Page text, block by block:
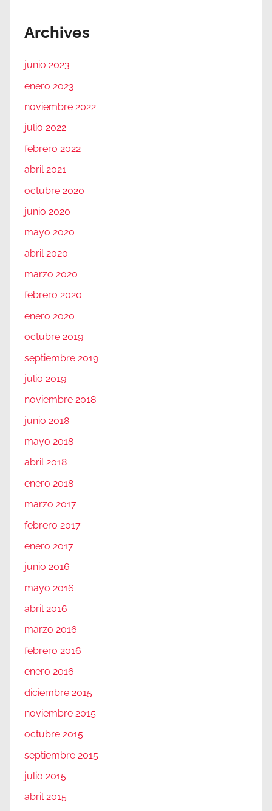
Archives
junio 2023
enero 2023
noviembre 2022
julio 2022
febrero 2022
abril 2021
octubre 2020
junio 2020
mayo 2020
abril 2020
marzo 2020
febrero 2020
enero 2020
octubre 2019
septiembre 2019
julio 2019
noviembre 2018
junio 2018
mayo 2018
abril 2018
enero 2018
marzo 2017
febrero 2017
enero 2017
junio 2016
mayo 2016
abril 2016
marzo 2016
febrero 2016
enero 2016
diciembre 2015
noviembre 2015
octubre 2015
septiembre 2015
julio 2015
abril 2015